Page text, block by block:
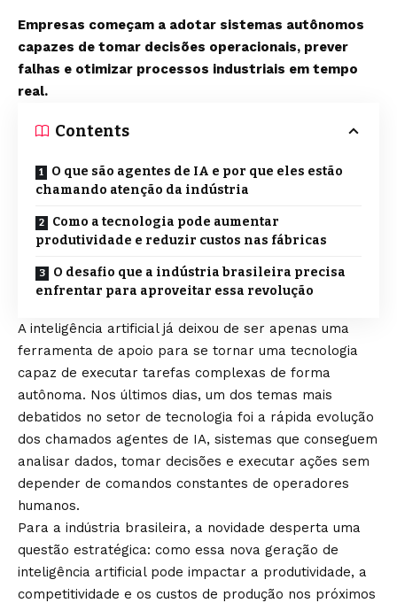
Empresas começam a adotar sistemas autônomos
capazes de tomar decisões operacionais, prever
falhas e otimizar processos industriais em tempo
real.
Contents
O que são agentes de IA e por que eles estão
chamando atenção da indústria
Como a tecnologia pode aumentar
produtividade e reduzir custos nas fábricas
O desafio que a indústria brasileira precisa
enfrentar para aproveitar essa revolução
A inteligência artificial já deixou de ser apenas uma
ferramenta de apoio para se tornar uma tecnologia
capaz de executar tarefas complexas de forma
autônoma. Nos últimos dias, um dos temas mais
debatidos no setor de tecnologia foi a rápida evolução
dos chamados agentes de IA, sistemas que conseguem
analisar dados, tomar decisões e executar ações sem
depender de comandos constantes de operadores
humanos.
Para a indústria brasileira, a novidade desperta uma
questão estratégica: como essa nova geração de
inteligência artificial pode impactar a produtividade, a
competitividade e os custos de produção nos próximos